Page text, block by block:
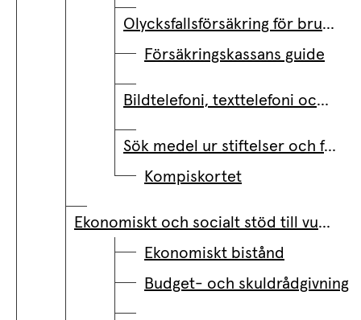
Olycksfallsförsäkring för brukare
Försäkringskassans guide
Bildtelefoni, texttelefoni och teletal
Sök medel ur stiftelser och fonder
Kompiskortet
Ekonomiskt och socialt stöd till vuxna
Ekonomiskt bistånd
Budget- och skuldrådgivning